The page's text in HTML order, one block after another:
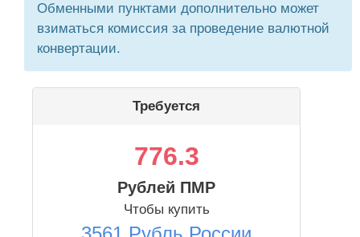
Обменными пунктами дополнительно может
взиматься комиссия за проведение валютной
конвертации.
Требуется
776.3
Рублей ПМР
Чтобы купить